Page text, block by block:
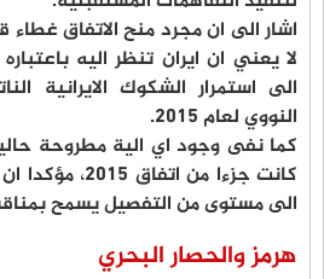
اشار الى ان مجرد منح الاتفاق غطاء
لا يعني ان ايران تنظر اليه
الى استمرار الشكوك الايرانية
النووي لعام 2015.
كما نفى وجود اي الية مطروحة
كانت جزءا من
الى مستوى من التفصيل يسمح
هرمز والحصار البحري